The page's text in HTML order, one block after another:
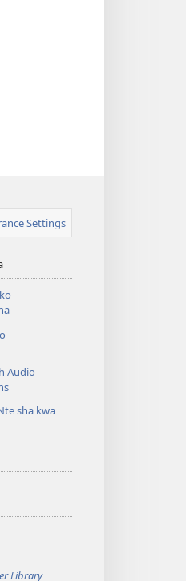
Settings
Audio
sha kwa
Library